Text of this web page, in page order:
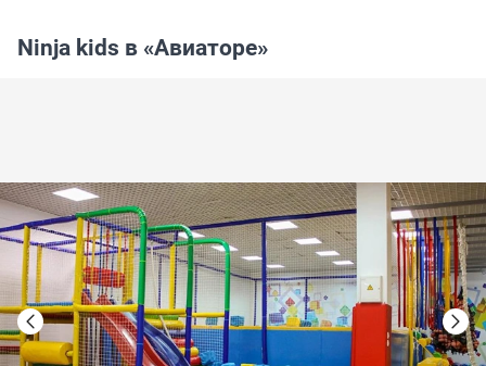
Ninja kids в «Авиаторе»